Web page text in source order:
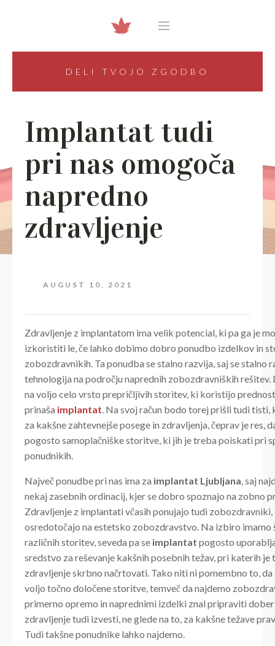
DELI TVOJO ZGODBO
Implantat tudi
pri nas omogoča
napredno
zdravljenje
AUGUST 10, 2021
Zdravljenje z implantatom ima velik potencial, ki pa ga je
izkoristiti le, če lahko dobimo dobro ponudbo izdelkov in
zobozdravnikih. Ta ponudba se stalno razvija, saj se stalno
tehnologija na področju naprednih zobozdravniških rešitev.
na voljo celo vrsto prepričljivih storitev, ki koristijo
prinaša implantat. Na svoj račun bodo torej prišli tudi tisti,
za kakšne zahtevnejše posege in zdravljenja, čeprav je res,
pogosto samoplačniške storitve, ki jih je treba poiskati pri
ponudnikih.
Največ ponudbe pri nas ima za implantat Ljubljana, saj
nekaj zasebnih ordinacij, kjer se dobro spoznajo na zobno
Zdravljenje z implantati včasih ponujajo tudi zobozdravniki,
osredotočajo na estetsko zobozdravstvo. Na izbiro imamo
različnih storitev, seveda pa se implantat pogosto
sredstvo za reševanje kakšnih posebnih težav, pri katerih je
zdravljenje skrbno načrtovati. Tako niti ni pomembno to, da
voljo točno določene storitve, temveč da najdemo
primerno opremo in naprednimi izdelki znal pripraviti
zdravljenje tudi izvesti, ne glede na to, za kakšne težave
Tudi takšne ponudnike lahko najdemo.